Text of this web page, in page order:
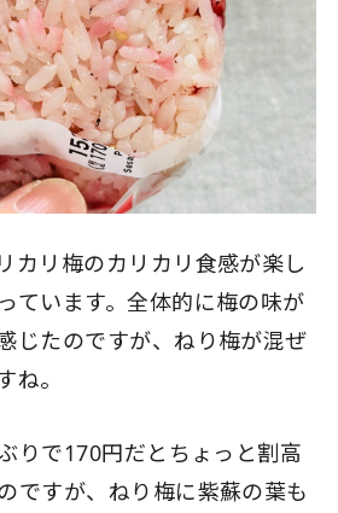
カリ梅のカリカリ食感が楽し
ています。全体的に梅の味が
じたのですが、ねり梅が混ぜ
ね。
りで170円だとちょっと割高
ですが、ねり梅に紫蘇の葉も